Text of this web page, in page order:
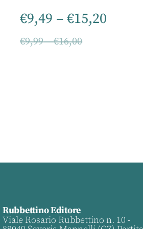
€9,49 –€15,20
€9,99–€16,00
Rubbettino Editore
Viale Rosario Rubbettino n. 10 -